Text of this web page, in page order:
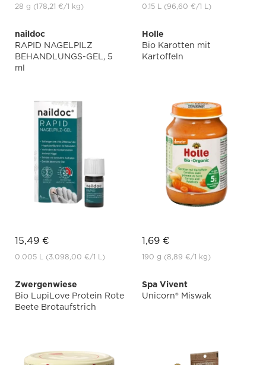
28 g (178,21 €/1 kg) 0.15 L (96,60 €/1 L)
naildoc
RAPID NAGELPILZ
BEHANDLUNGS-GEL, 5
ml
15,49 €
0.005 L (3.098,00 €/1 L)
Holle
Bio Karotten mit
Kartoffeln
1,69 €
190 g (8,89 €/1 kg)
Zwergenwiese
Bio LupiLove Protein Rote
Beete Brotaufstrich
Spa Vivent
Unicorn® Miswak